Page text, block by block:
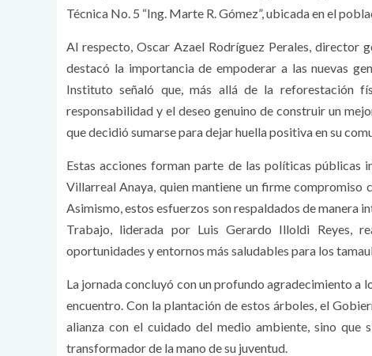
Técnica No. 5 “Ing. Marte R. Gómez”, ubicada en el
Al respecto, Oscar Azael Rodríguez Perales, director
destacó la importancia de empoderar a las nuevas
Instituto señaló que, más allá de la reforestación
responsabilidad y el deseo genuino de construir un
que decidió sumarse para dejar huella positiva en su
Estas acciones forman parte de las políticas
Villarreal Anaya, quien mantiene un firme compromiso
Asimismo, estos esfuerzos son respaldados de manera
Trabajo, liderada por Luis Gerardo Illoldi Reyes,
oportunidades y entornos más saludables para los
La jornada concluyó con un profundo agradecimiento a
encuentro. Con la plantación de estos árboles, el
alianza con el cuidado del medio ambiente, sino que
transformador de la mano de su juventud.